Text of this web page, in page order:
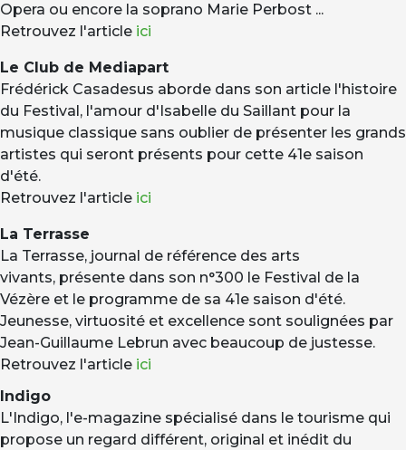
Opera ou encore la soprano Marie Perbost ...
Retrouvez l'article ici
Le Club de Mediapart
Frédérick Casadesus aborde dans son article l'histoire
du Festival, l'amour d'Isabelle du Saillant pour la
musique classique sans oublier de présenter les grands
artistes qui seront présents pour cette 41e saison
d'été.
Retrouvez l'article ici
La Terrasse
La Terrasse, journal de référence des arts
vivants, présente dans son n°300 le Festival de la
Vézère et le programme de sa 41e saison d'été.
Jeunesse, virtuosité et excellence sont soulignées par
Jean-Guillaume Lebrun avec beaucoup de justesse.
Retrouvez l'article ici
Indigo
L'Indigo, l'e-magazine spécialisé dans le tourisme qui
propose un regard différent, original et inédit du